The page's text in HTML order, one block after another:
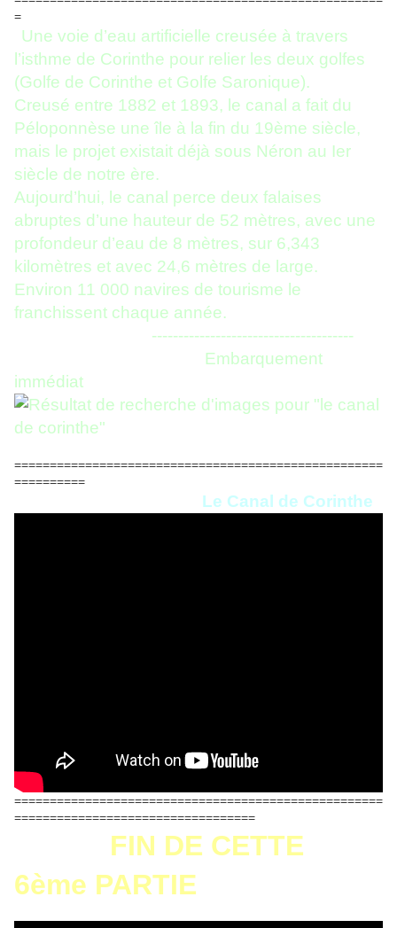
=
Une voie d’eau artificielle creusée à travers
l’isthme de Corinthe pour relier les deux golfes
(Golfe de Corinthe et Golfe Saronique).
Creusé entre 1882 et 1893, le canal a fait du
Péloponnèse une île à la fin du 19ème siècle,
mais le projet existait déjà sous Néron au Ier
siècle de notre ère.
Aujourd’hui, le canal perce deux falaises
abruptes d’une hauteur de 52 mètres, avec une
profondeur d’eau de 8 mètres, sur 6,343
kilomètres et avec 24,6 mètres de large.
Environ 11 000 navires de tourisme le
franchissent chaque année.
--------------------------------------
Embarquement
immédiat
====================================================
==========
Le Canal de Corinthe
====================================================
==================================
FIN DE CETTE
6ème PARTIE